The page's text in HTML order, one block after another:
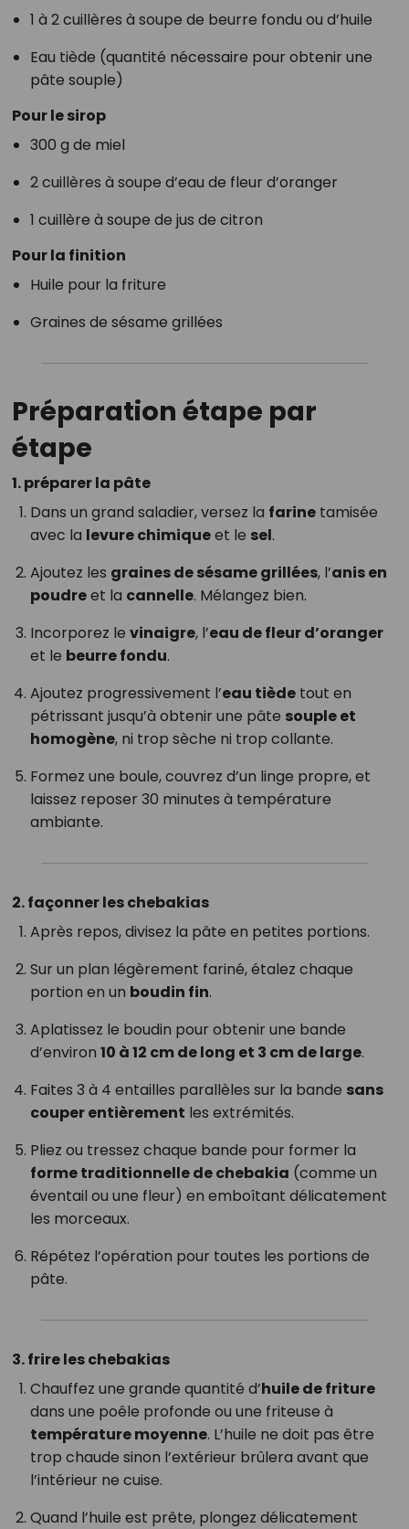
1 à 2 cuillères à soupe de beurre fondu ou d’huile
Eau tiède (quantité nécessaire pour obtenir une
pâte souple)
Pour le sirop
300 g de miel
2 cuillères à soupe d’eau de fleur d’oranger
1 cuillère à soupe de jus de citron
Pour la finition
Huile pour la friture
Graines de sésame grillées
Préparation étape par
étape
1. préparer la pâte
Dans un grand saladier, versez la farinetamisée
avec la levure chimiqueet le sel.
Ajoutez les graines de sésame grillées, l’anis en
poudreet la cannelle. Mélangez bien.
Incorporez le vinaigre, l’eau de fleur d’oranger
et le beurre fondu.
Ajoutez progressivement l’eau tièdetout en
pétrissant jusqu’à obtenir une pâte souple et
homogène, ni trop sèche ni trop collante.
Formez une boule, couvrez d’un linge propre, et
laissez reposer 30 minutes à température
ambiante.
2. façonner les chebakias
Après repos, divisez la pâte en petites portions.
Sur un plan légèrement fariné, étalez chaque
portion en un boudin fin.
Aplatissez le boudin pour obtenir une bande
d’environ 10 à 12 cm de long et 3 cm de large.
Faites 3 à 4 entailles parallèles sur la bande sans
couper entièrement les extrémités.
Pliez ou tressez chaque bande pour former la
forme traditionnelle de chebakia (comme un
éventail ou une fleur) en emboîtant délicatement
les morceaux.
Répétez l’opération pour toutes les portions de
pâte.
3. frire les chebakias
Chauffez une grande quantité d’huile de friture
dans une poêle profonde ou une friteuse à
température moyenne. L’huile ne doit pas être
trop chaude sinon l’extérieur brûlera avant que
l’intérieur ne cuise.
Quand l’huile est prête, plongez délicatement